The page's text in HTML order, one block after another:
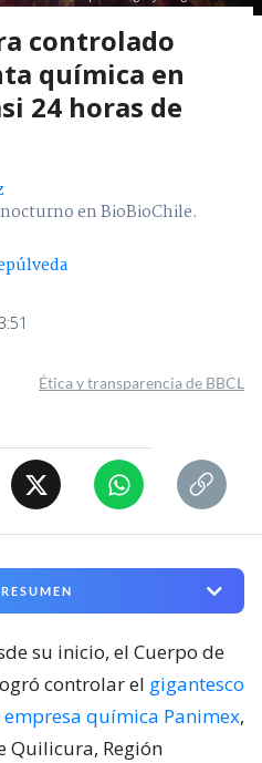
controlado
química en
24 horas de
en BioBioChile.
Ética y transparencia de BBCL
su inicio, el Cuerpo de
controlar el gigantesco
química Panimex,
Quilicura, Región